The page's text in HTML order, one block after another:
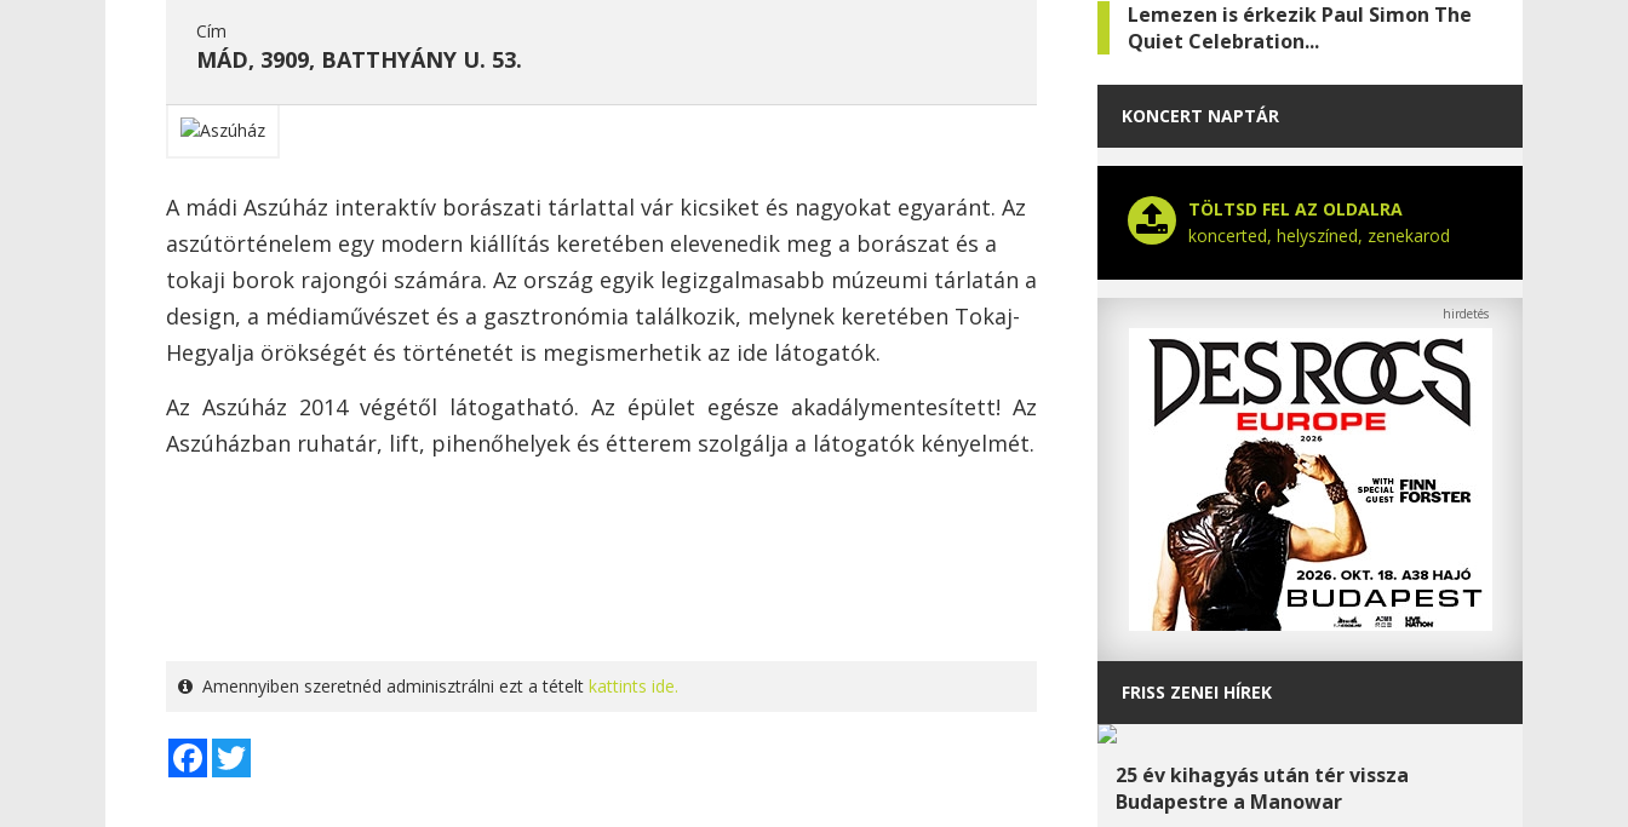
Cím
MÁD, 3909, BATTHYÁNY U. 53.
A mádi Aszúház interaktív borászati tárlattal vár kicsiket és nagyokat egyaránt. Az
aszútörténelem egy modern kiállítás keretében elevenedik meg a borászat és a
tokaji borok rajongói számára. Az ország egyik legizgalmasabb múzeumi tárlatán a
design, a médiaművészet és a gasztronómia találkozik, melynek keretében Tokaj-
Hegyalja örökségét és történetét is megismerhetik az ide látogatók.
Az Aszúház 2014 végétől látogatható. Az épület egésze akadálymentesített! Az
Aszúházban ruhatár, lift, pihenőhelyek és étterem szolgálja a látogatók kényelmét.
Amennyiben szeretnéd adminisztrálni ezt a tételt kattints ide.
Facebook
Lemezen is érkezik Paul Simon The
Quiet Celebration...
KONCERT NAPTÁR
TÖLTSD FEL AZ OLDALRA
koncerted, helyszíned, zenekarod
FRISS ZENEI HÍREK
25 év kihagyás után tér vissza
Budapestre a Manowar